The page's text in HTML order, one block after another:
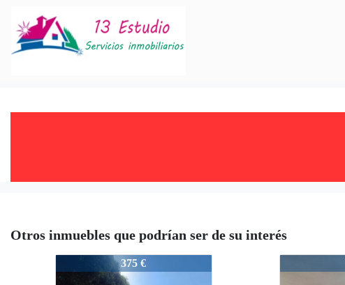
Otros inmuebles que podrían ser de su interés
375 €